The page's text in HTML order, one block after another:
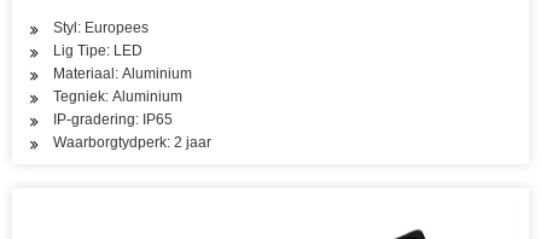
Styl: Europees
Lig Tipe: LED
Materiaal: Aluminium
Tegniek: Aluminium
IP-gradering: IP65
Waarborgtydperk: 2 jaar